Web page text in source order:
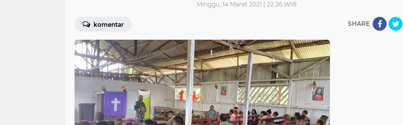
Minggu, 14 Maret 2021 | 22.26 WIB
komentar SHARE